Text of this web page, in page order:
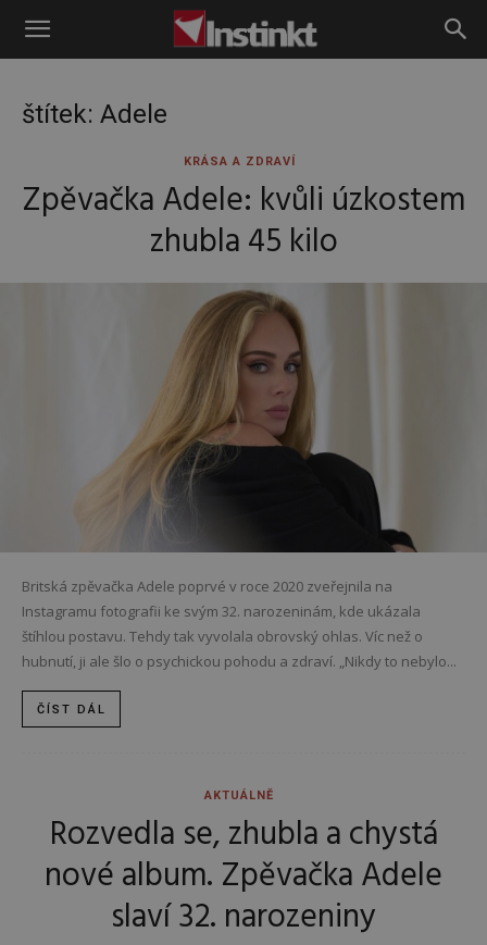
Instinkt
štítek: Adele
KRÁSA A ZDRAVÍ
Zpěvačka Adele: kvůli úzkostem
zhubla 45 kilo
Britská zpěvačka Adele poprvé v roce 2020 zveřejnila na
Instagramu fotografii ke svým 32. narozeninám, kde ukázala
štíhlou postavu. Tehdy tak vyvolala obrovský ohlas. Víc než o
hubnutí, ji ale šlo o psychickou pohodu a zdraví. „Nikdy to nebylo...
ČÍST DÁL
AKTUÁLNĚ
Rozvedla se, zhubla a chystá
nové album. Zpěvačka Adele
slaví 32. narozeniny